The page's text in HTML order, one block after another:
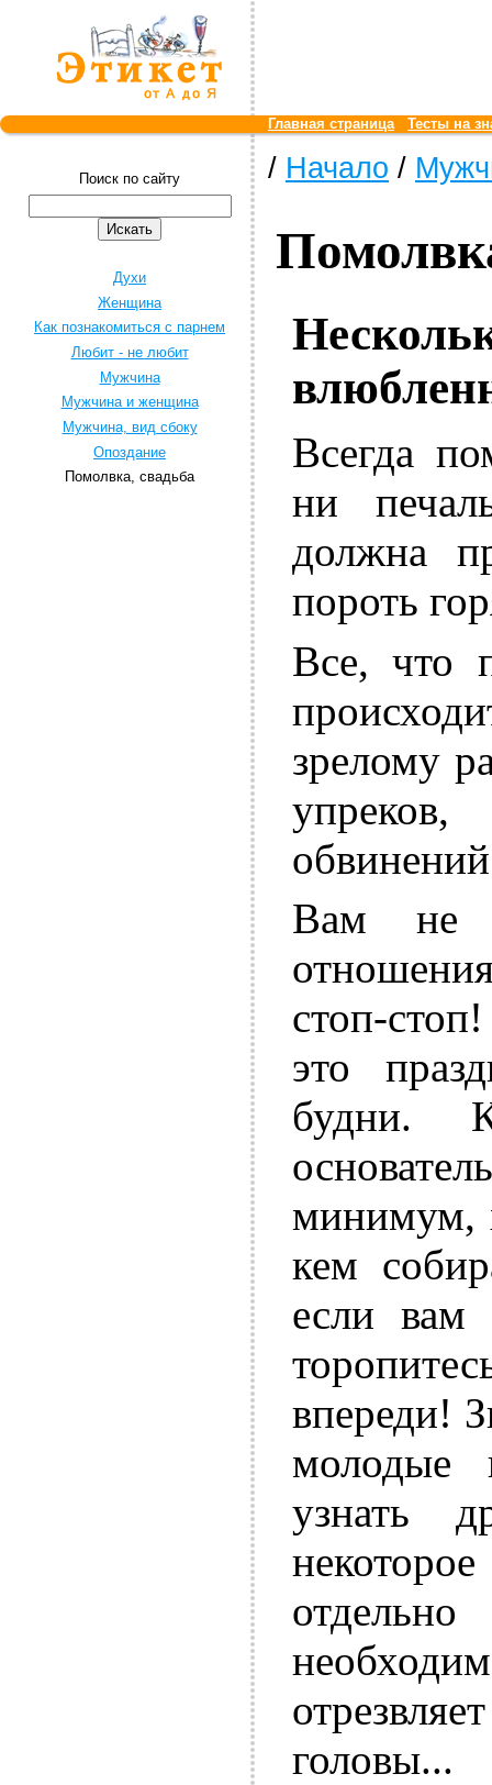
Главная страница Тесты на
Поиск по сайту
Духи
Женщина
Как познакомиться с парнем
Любит - не любит
Мужчина
Мужчина и женщина
Мужчина, вид сбоку
Опоздание
Помолвка, свадьба
/ Начало /
Всегда
ни
должна
пороть
Все, что
зрелому
Вам не
стоп-
это
будни.
минимум,
кем
если вам
впереди!
молодые
узнать
головы...